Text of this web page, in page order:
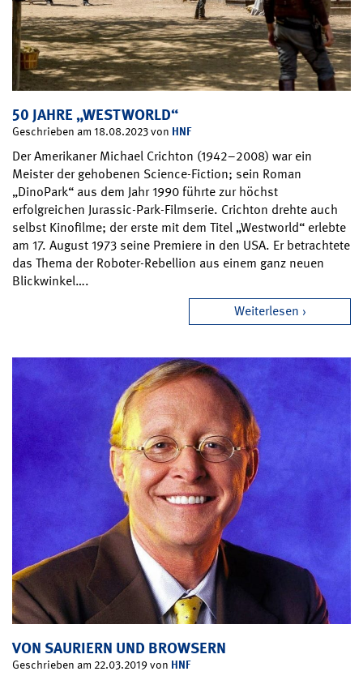
50 JAHRE „WESTWORLD“
Geschrieben am 18.08.2023 von HNF
Der Amerikaner Michael Crichton (1942–2008) war ein
Meister der gehobenen Science-Fiction; sein Roman
„DinoPark“ aus dem Jahr 1990 führte zur höchst
erfolgreichen Jurassic-Park-Filmserie. Crichton drehte auch
selbst Kinofilme; der erste mit dem Titel „Westworld“ erlebte
am 17. August 1973 seine Premiere in den USA. Er betrachtete
das Thema der Roboter-Rebellion aus einem ganz neuen
Blickwinkel….
Weiterlesen
VON SAURIERN UND BROWSERN
Geschrieben am 22.03.2019 von HNF